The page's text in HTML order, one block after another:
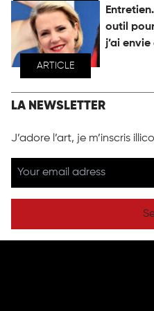
ARTICLE
outil
j’ai
LA NEWSLETTER
J’adore l’art, je m’inscris